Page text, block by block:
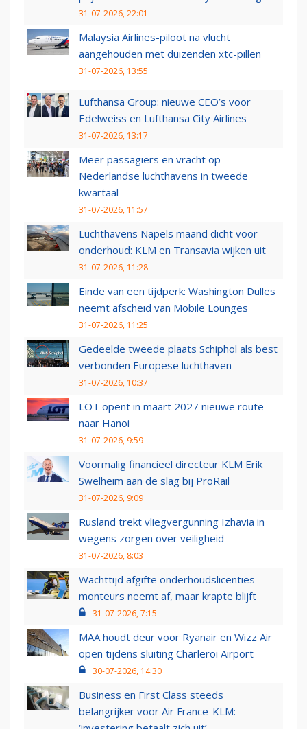
31-07-2026, 22:01
Malaysia Airlines-piloot na vlucht
aangehouden met duizenden xtc-pillen
31-07-2026, 13:55
Lufthansa Group: nieuwe CEO’s voor
Edelweiss en Lufthansa City Airlines
31-07-2026, 13:17
Meer passagiers en vracht op
Nederlandse luchthavens in tweede
kwartaal
31-07-2026, 11:57
Luchthavens Napels maand dicht voor
onderhoud: KLM en Transavia wijken uit
31-07-2026, 11:28
Einde van een tijdperk: Washington Dulles
neemt afscheid van Mobile Lounges
31-07-2026, 11:25
Gedeelde tweede plaats Schiphol als best
verbonden Europese luchthaven
31-07-2026, 10:37
LOT opent in maart 2027 nieuwe route
naar Hanoi
31-07-2026, 9:59
Voormalig financieel directeur KLM Erik
Swelheim aan de slag bij ProRail
31-07-2026, 9:09
Rusland trekt vliegvergunning Izhavia in
wegens zorgen over veiligheid
31-07-2026, 8:03
Wachttijd afgifte onderhoudslicenties
monteurs neemt af, maar krapte blijft
31-07-2026, 7:15
MAA houdt deur voor Ryanair en Wizz Air
open tijdens sluiting Charleroi Airport
30-07-2026, 14:30
Business en First Class steeds
belangrijker voor Air France-KLM: